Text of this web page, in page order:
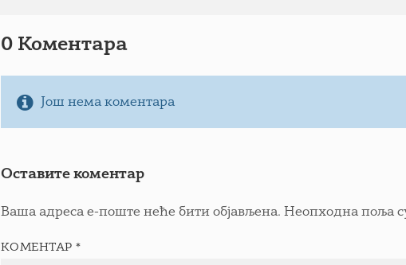
0 Коментарa
Још нема коментара
Оставите коментар
Ваша адреса е-поште неће бити објављена. Неопходна поља
КОМЕНТАР *